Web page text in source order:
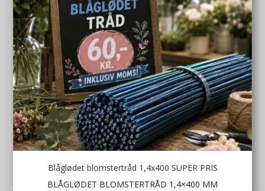
Halm Hjerte Mellem
Blåglødet blomstertråd 1,4x400 SUPER PRIS
BLÅGLØDET BLOMSTERTRÅD 1,4×400 MM